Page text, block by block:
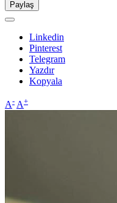
Paylaş
Linkedin
Pinterest
Telegram
Yazdır
Kopyala
A- A+